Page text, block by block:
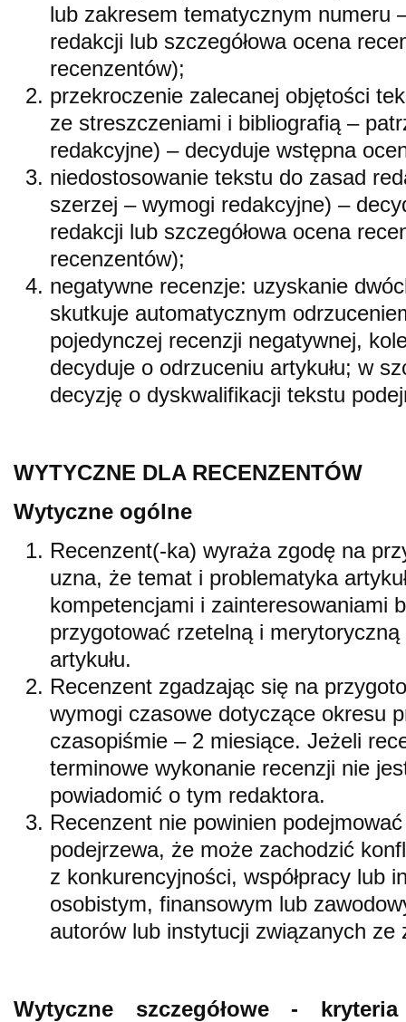
lub zakresem tematycznym numeru
redakcji lub szczegółowa ocena
recenzentów);
przekroczenie zalecanej objętości
ze streszczeniami i bibliografią –
redakcyjne) – decyduje wstępna
niedostosowanie tekstu do zasad
szerzej – wymogi redakcyjne) –
redakcji lub szczegółowa ocena
recenzentów);
negatywne recenzje: uzyskanie
skutkuje automatycznym
pojedynczej recenzji negatywnej,
decyduje o odrzuceniu artykułu; w
decyzję o dyskwalifikacji tekstu
WYTYCZNE DLA RECENZENTÓW
Wytyczne ogólne
Recenzent(-ka) wyraża zgodę na
uzna, że temat i problematyka
kompetencjami i zainteresowaniami
przygotować rzetelną i merytoryczną
artykułu.
Recenzent zgadzając się na
wymogi czasowe dotyczące okresu
czasopiśmie – 2 miesiące. Jeżeli
terminowe wykonanie recenzji nie
powiadomić o tym redaktora.
Recenzent nie powinien
podejrzewa, że może zachodzić
z konkurencyjności, współpracy lub
osobistym, finansowym lub
autorów lub instytucji związanych ze
Wytyczne szczegółowe -